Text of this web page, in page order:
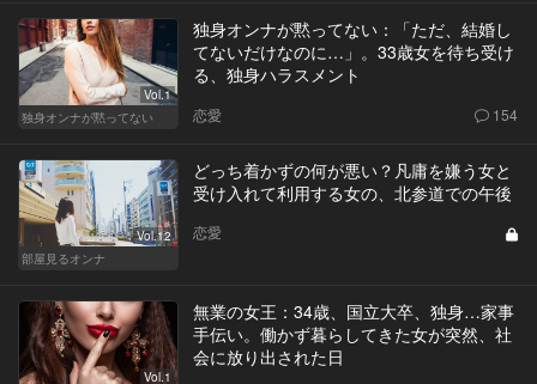
Vol.1
独身オンナが黙ってない
独身オンナが黙ってない：「ただ、結婚し
てないだけなのに…」。33歳女を待ち受け
る、独身ハラスメント
恋愛 154
Vol.12
部屋見るオンナ
どっち着かずの何が悪い？凡庸を嫌う女と
受け入れて利用する女の、北参道での午後
恋愛
Vol.1
無業の女王：34歳、国立大卒、独身…家事
手伝い。働かず暮らしてきた女が突然、社
会に放り出された日